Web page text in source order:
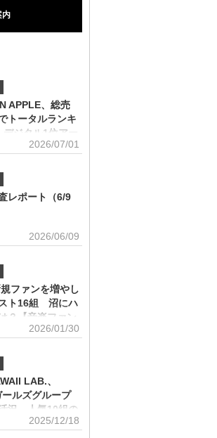
内
APPLE、総売
トータルランキ
ジタル1位アー
賞は史上初
ンキング オリコンは7
」（集計期間：2025年
別セールス部門「トー
が期間内総売上
GREEN APPLEはアー
ング」では3年連続で上
得したアーティストが
、大森元貴（Vo／
ールス部門「トータル
アルバム、ミュージック
グル（単曲）、デジタ
2026/07/01
レポート（6/9
ーケット動向を元にエン
の判断材料として活用で
ープに関する調査2026
ファン行動を分析。今
を提供(2026年5月)アー
うのか」「何が売れる
、商品企画・価格設計・
)ストリーミング影響分
レンドがどのようにス
の順位推移とともに
行動に関する調査
2026/06/09
ファンを増やし
ト16組 沼にハ
？【音楽ファン
なったアーティスト」
コロナ禍（2020年3月～
に続いて5回目。直近2
ツだったが、2025年の
”を獲得したアーティス
同率4組だったため計
月12日～18日にイン
2026/01/30
LAB.、
ルズグループ
況 人気10組の
応援・消費行動
2025/12/18